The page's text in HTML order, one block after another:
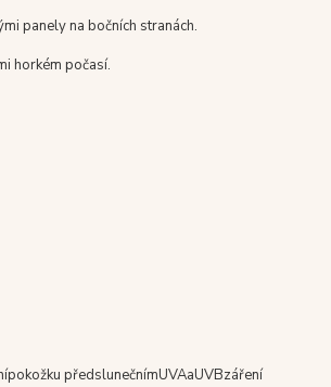
panely na bočních stranách.
horkém počasí.
pokožku předslunečnímUVAaUVBzáření